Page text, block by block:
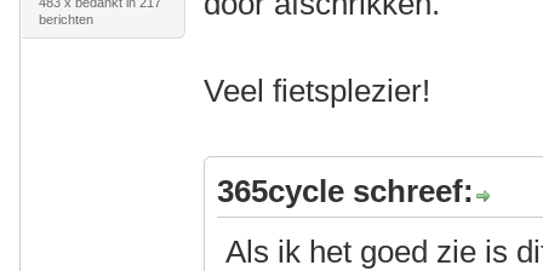
berichten
Veel fietsplezier!
365cycle schreef:
Als ik het goed zie is